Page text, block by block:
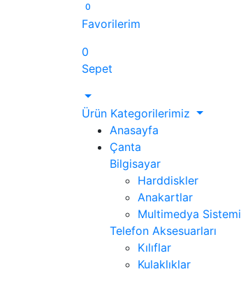
0
Favorilerim
0
Sepet
Ürün Kategorilerimiz
Anasayfa
Çanta
Bilgisayar
Harddiskler
Anakartlar
Multimedya Sistemi
Telefon Aksesuarları
Kılıflar
Kulaklıklar